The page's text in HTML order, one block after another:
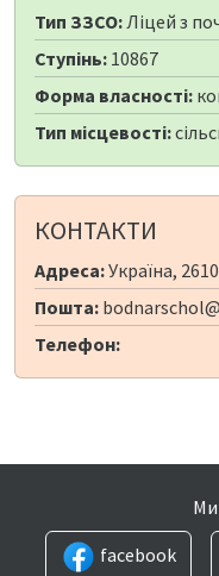
Тип ЗЗСО:Ліцей з
Ступінь: 10867
Форма власності:
Тип місцевості:
КОНТАКТИ
Адреса:Україна,
Пошта:
Телефон:
Ми
facebook